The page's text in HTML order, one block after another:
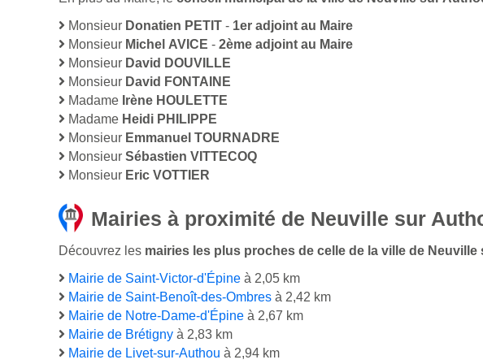
Monsieur Donatien PETIT - 1er adjoint au Maire
Monsieur Michel AVICE - 2ème adjoint au Maire
Monsieur David DOUVILLE
Monsieur David FONTAINE
Madame Irène HOULETTE
Madame Heidi PHILIPPE
Monsieur Emmanuel TOURNADRE
Monsieur Sébastien VITTECOQ
Monsieur Eric VOTTIER
Mairies à proximité de Neuville sur
Découvrez les mairies les plus proches de celle de la ville de Neuville
Mairie de Saint-Victor-d'Épine à 2,05 km
Mairie de Saint-Benoît-des-Ombres à 2,42 km
Mairie de Notre-Dame-d'Épine à 2,67 km
Mairie de Brétigny à 2,83 km
Mairie de Livet-sur-Authou à 2,94 km